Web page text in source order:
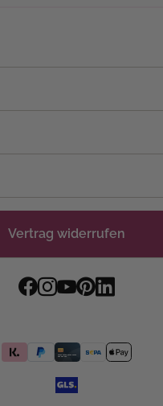
Vertrag widerrufen